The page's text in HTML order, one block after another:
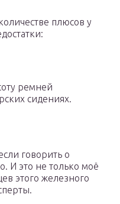
плюсов у
ремней
сидениях.
говорить о
И это не только моё
этого железного